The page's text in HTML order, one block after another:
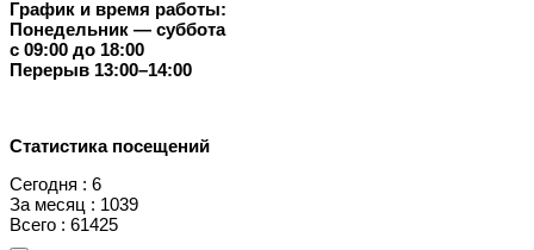
График и время работы:
Понедельник — суббота
с 09:00 до 18:00
Перерыв 13:00–14:00
Статистика посещений
Сегодня : 6
За месяц : 1039
Всего : 61425